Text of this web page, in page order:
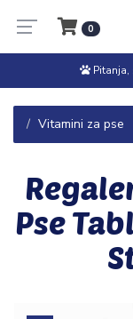
0
Vitamini za pse
Pse